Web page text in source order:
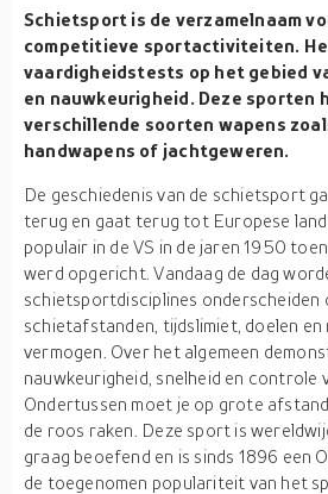
Schietsport is de verzamelnaam
competitieve sportactiviteiten.
vaardigheidstests op het gebied
en nauwkeurigheid. Deze sporten
verschillende soorten wapens
handwapens of jachtgeweren.
De geschiedenis van de schietsport
terug en gaat terug tot Europese
populair in de VS in de jaren 1950
werd opgericht. Vandaag de dag
schietsportdisciplines onderscheiden
schietafstanden, tijdslimiet, doelen
vermogen. Over het algemeen
nauwkeurigheid, snelheid en controle
Ondertussen moet je op grote
de roos raken. Deze sport is
graag beoefend en is sinds 1896 een
de toegenomen populariteit van het